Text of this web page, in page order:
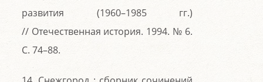
развития (1960–1985 гг.)
// Отечественная история. 1994. № 6.
С. 74–88.